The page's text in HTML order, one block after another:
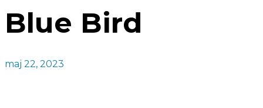
Blue Bird
maj 22, 2023